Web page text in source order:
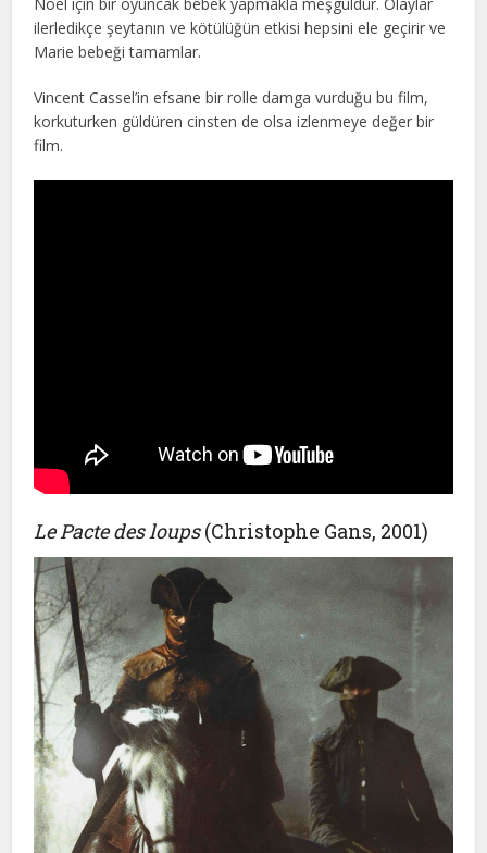
ilerledikçe şeytanın ve kötülüğün etkisi hepsini ele geçirir ve
Marie bebeği tamamlar.
Vincent Cassel’in efsane bir rolle damga vurduğu bu film,
korkuturken güldüren cinsten de olsa izlenmeye değer bir
film.
Le Pacte des loups(Christophe Gans, 2001)